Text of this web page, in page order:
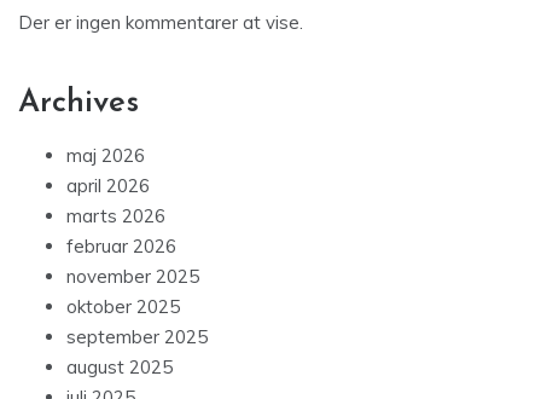
Der er ingen kommentarer at vise.
Archives
maj 2026
april 2026
marts 2026
februar 2026
november 2025
oktober 2025
september 2025
august 2025